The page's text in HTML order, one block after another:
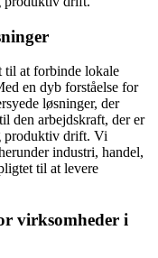
til at forbinde lokale
en dyb forståelse for
løsninger, der
den arbejdskraft, der er
produktiv drift. Vi
industri, handel,
til at levere
virksomheder i